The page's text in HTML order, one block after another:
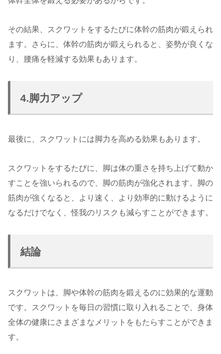
その結果、スクワットをするたびに体幹の筋肉が鍛えられ
ます。さらに、体幹の筋肉が鍛えられると、姿勢が良くな
り、腰痛を軽減する効果もあります。
4.脚力アップ
最後に、スクワットには脚力を高める効果もあります。
スクワットをするたびに、脚は体の重さを持ち上げて動か
すことを強いられるので、脚の筋肉が強化されます。脚の
筋肉が強くなると、より速く、より効率的に動けるように
なるだけでなく、怪我のリスクも減らすことができます。
結論
スクワットは、脚や体幹の筋肉を鍛えるのに効果的な運動
です。スクワットを毎日の習慣に取り入れることで、身体
全体の健康にさまざまなメリットをもたらすことができま
す。